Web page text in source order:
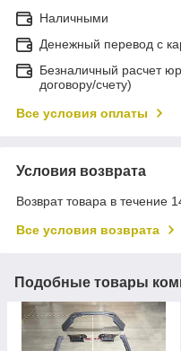
Наличными
Денежный перевод с
Безналичный расчет
договору/счету)
Все условия оплаты
Условия возврата
Возврат товара в течение
Все условия возврата
Подобные товары